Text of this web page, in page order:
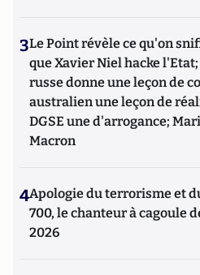
3Le Point révèle ce qu'on
que Xavier Niel hacke
russe donne une leçon de
australien une leçon de
DGSE une d'arrogance;
Macron
4Apologie du terrorisme et
700, le chanteur à cagoule
2026